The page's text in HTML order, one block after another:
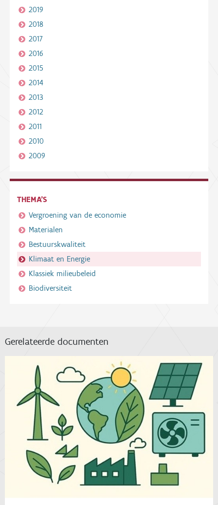
2019
2018
2017
2016
2015
2014
2013
2012
2011
2010
2009
THEMA'S
Vergroening van de economie
Materialen
Bestuurskwaliteit
Klimaat en Energie
Klassiek milieubeleid
Biodiversiteit
Gerelateerde documenten